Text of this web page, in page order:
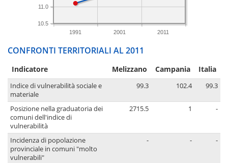
1991 2001 2011
10.5
11.0
CONFRONTI TERRITORIALI AL 2011
Indicatore Melizzano Campania Italia
Indice di vulnerabilità sociale e
materiale
99.3 102.4 99.3
Posizione nella graduatoria dei
comuni dell'indice di
vulnerabilità
2715.5 1 -
Incidenza di popolazione
provinciale in comuni "molto
vulnerabili"
- - -